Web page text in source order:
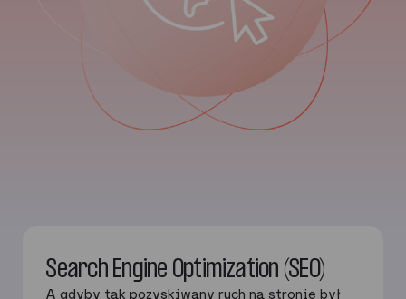
Search Engine Optimization (SEO)
A gdyby tak pozyskiwany ruch na stronie był